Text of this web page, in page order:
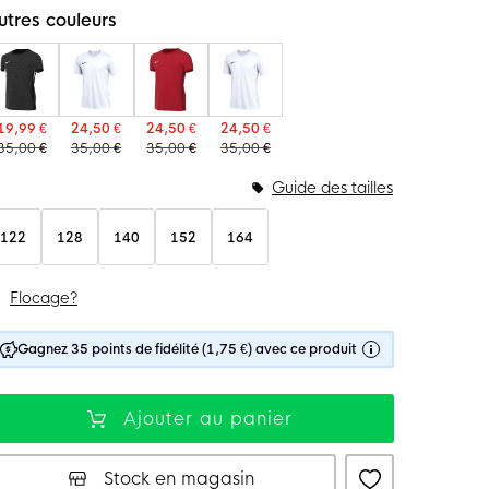
couleurs
€
€
24,50 €
35,00 €
24,50 €
35,00 €
24,50 €
35,00 €
122 128 140 152 164
Guide des tailles
Flocage?
Gagnez 35 points de fidélité (1,75 €) avec ce produit
Ajouter au panier
Stock en magasin